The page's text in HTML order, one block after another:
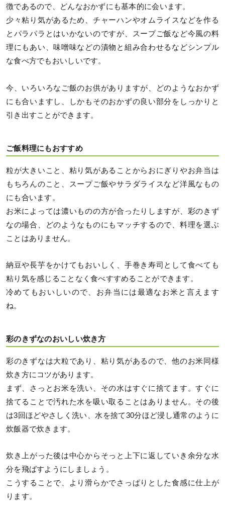
徴であるので、どんなおかずにも基本的に会います。
少々粘り気があるため、チャーハンやオムライスなどを作る
とパラパラとはいかないのですが、スープご飯など今風の料
理にもあい、味噌味などの漬物と組み合わせるなどシンプル
な食べ方でもおいしいです。
今、いろいろなご飯のお供がありますが、どのようなおかず
にも合いますし、しかもそのおかずの良い部分をしっかりと
引き出すことができます。
ご飯料理にもおすすめ
粒が大きいこと、粘り気があることからおにぎりやお弁当は
もちろんのこと、スープご飯やサラダライスなど洋風なもの
にも合います。
お米によっては濃いものの方が合ったりしますが、彩のきず
なの場合、どのようなものにもマッチするので、料理を選ぶ
ことはありません。
納豆や長芋をかけてもおいしく、手巻き寿司として食べても
粘り気を感じることなく食べすすめることができます。
冷めてもおいしいので、お弁当には最適なお米と言えます
ね。
彩のきずなのおいしい炊き方
彩のきずなは大粒であり、粘り気があるので、他のお米同様
炊き方にコツがあります。
まず、さっとお米を洗い、その水はすぐに捨てます。すぐに
捨てることで汚れた水を吸い取ることはありません。その後
は3回ほどやさしく洗い、水を捨て30分ほど浸し通常のように
炊飯器で炊きます。
炊き上がった後は中心からそっと上下に返していき余分な水
分を飛ばすようにしましょう。
こうすることで、より滑らかでさっぱりとした食感に仕上が
ります。